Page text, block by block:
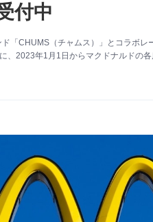
付中
「CHUMS（チャムス）」とコラボ
、2023年1月1日からマクドナルドの各